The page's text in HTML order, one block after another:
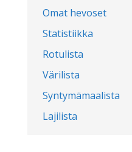
Omat hevoset
Statistiikka
Rotulista
Värilista
Syntymämaalista
Lajilista